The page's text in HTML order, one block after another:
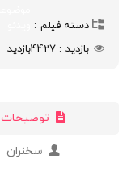
دسته فیلم
بازدید
4427بازدید
توضیحات
سخنران